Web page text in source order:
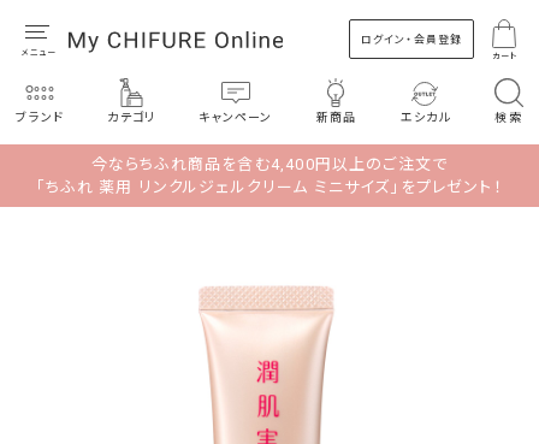
ログイン・会員登録
カート
ブランド カテゴリ キャンペーン 新商品 エシカル 検索
今ならちふれ商品を含む4,400円以上のご注文で
「ちふれ 薬用 リンクルジェルクリーム ミニサイズ」をプレゼント！